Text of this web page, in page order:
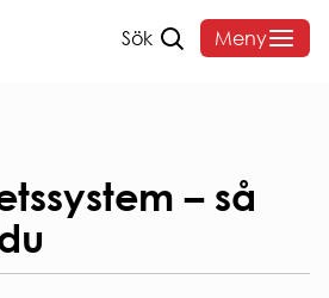
Sök Meny
HEMMAFINT
OM
Styrelse
Vi byter verksamhetssystem
– så